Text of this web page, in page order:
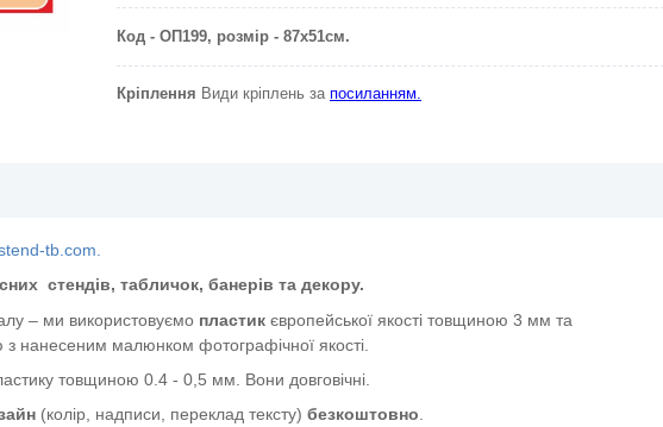
Код - ОП199, розмір - 87х51см.
Кріплення Види кріплень за посиланням.
tb.com.
стендів, табличок, банерів та декору.
– ми використовуємо пластик європейської якості товщиною 3 мм та
нанесеним малюнком фотографічної якості.
товщиною 0.4 - 0,5 мм. Вони довговічні.
(колір, надписи, переклад тексту) безкоштовно.